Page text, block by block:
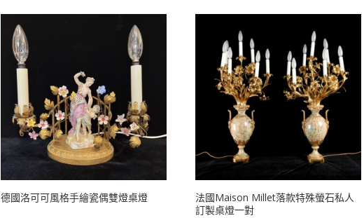
德國洛可可風格手繪瓷偶雙燈桌燈
法國Maison Millet落款特殊螢石私人
訂製桌燈一對